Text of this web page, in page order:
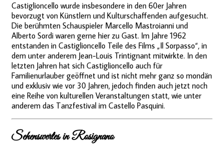
Castiglioncello wurde insbesondere in den 60er Jahren
bevorzugt von Künstlern und Kulturschaffenden aufgesucht.
Die berühmten Schauspieler Marcello Mastroianni und
Alberto Sordi waren gerne hier zu Gast. Im Jahre 1962
entstanden in Castiglioncello Teile des Films „Il Sorpasso“, in
dem unter anderem Jean-Louis Trintignant mitwirkte. In den
letzten Jahren hat sich Castiglioncello auch für
Familienurlauber geöffnet und ist nicht mehr ganz so mondän
und exklusiv wie vor 30 Jahren, jedoch finden auch jetzt noch
eine Reihe von kulturellen Veranstaltungen statt, wie unter
anderem das Tanzfestival im Castello Pasquini.
Sehenswertes in Rosignano